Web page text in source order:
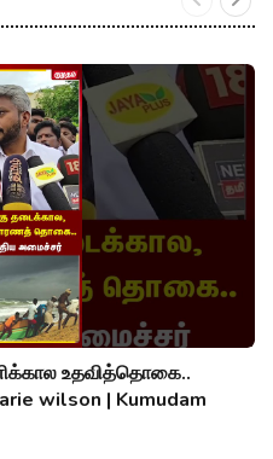
உதவித்தொகை..
wilson | Kumudam